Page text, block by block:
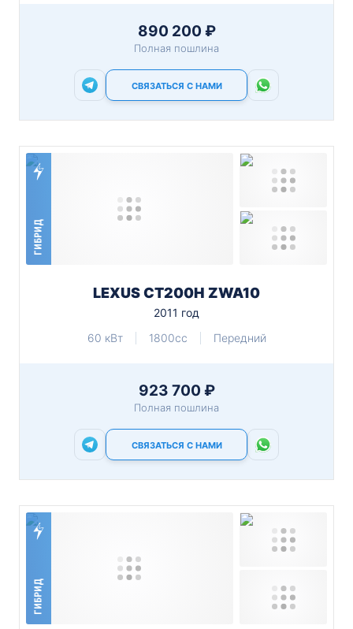
890 200 ₽
Полная пошлина
СВЯЗАТЬСЯ С НАМИ
ГИБРИД
LEXUS CT200H ZWA10
2011 год
60 кВт
1800cc Передний
923 700 ₽
Полная пошлина
СВЯЗАТЬСЯ С НАМИ
ГИБРИД